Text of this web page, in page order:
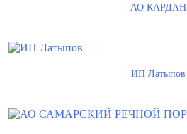
АО КАРДАН
ИП Латыпов